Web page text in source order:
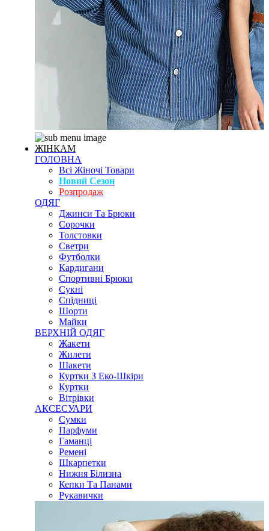
ЖІНКАМ
ГОЛОВНА
Всі Жіночі Товари
Новий Сезон
Розпродаж
ОДЯГ
Джинси Та Брюки
Сорочки
Толстовки
Светри
Футболки
Кардигани
Спортивні Брюки
Сукні
Спідниці
Шорти
Майки
ВЕРХНІЙ ОДЯГ
Жакети
Жилети
Шакети
Куртки З Еко-Шкіри
Куртки
Вітрівки
АКСЕСУАРИ
Сумки
Парфуми
Гаманці
Ремені
Шкарпетки
Нижня Білизна
Кепки Та Панами
Рукавички